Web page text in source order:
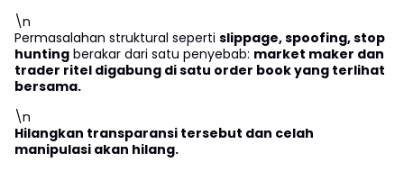
\n
Permasalahan struktural seperti slippage, spoofing, stop
hunting berakar dari satu penyebab: market maker dan
trader ritel digabung di satu order book yang terlihat
bersama.
\n
Hilangkan transparansi tersebut dan celah
manipulasi akan hilang.